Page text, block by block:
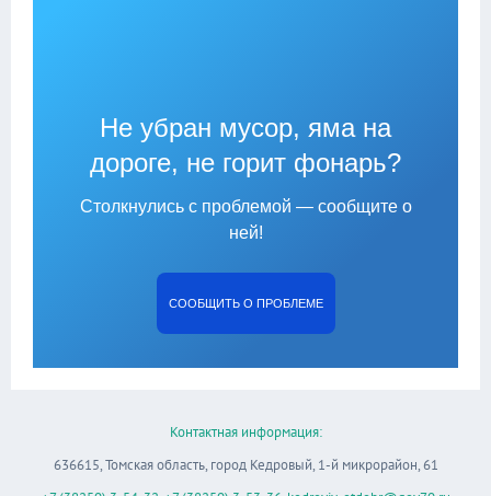
Не убран мусор, яма на
дороге, не горит фонарь?
Столкнулись с проблемой — сообщите о
ней!
СООБЩИТЬ О ПРОБЛЕМЕ
Контактная информация:
636615, Томская область, город Кедровый, 1-й микрорайон, 61